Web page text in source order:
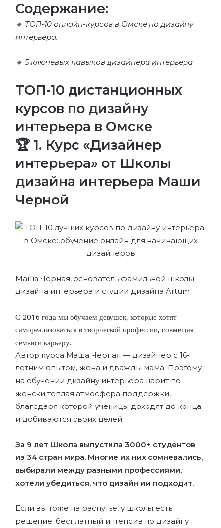
Содержание:
🔹 ТОП-10 онлайн-курсов в Омске по дизайну
интерьера.
🔹 5 ключевых навыков дизайнера интерьера
ТОП-10 дистанционных
курсов по дизайну
интерьера в Омске
🏆 1. Курс «Дизайнер
интерьера» от Школы
дизайна интерьера Маши
Черной
Маша Черная, основатель фамильной школы
дизайна интерьера и студии дизайна Artum
С 2016 года мы обучаем девушек, которые хотят
самореализоваться в творческой профессии, совмещая
семью и карьеру.
Автор курса Маша Черная — дизайнер с 16-
летним опытом, жена и дважды мама. Поэтому
на обучении дизайну интерьера царит по-
женски тёплая атмосфера поддержки,
благодаря которой ученицы доходят до конца
и добиваются своих целей.
За 9 лет Школа выпустила 3000+ студентов
из 34 стран мира. Многие их них сомневались,
выбирали между разными профессиями,
хотели убедиться, что дизайн им подходит.
Если вы тоже на распутье, у школы есть
решение: бесплатный интенсив по дизайну